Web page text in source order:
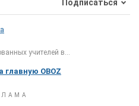
Подписаться
учителей в...
главную OBOZ